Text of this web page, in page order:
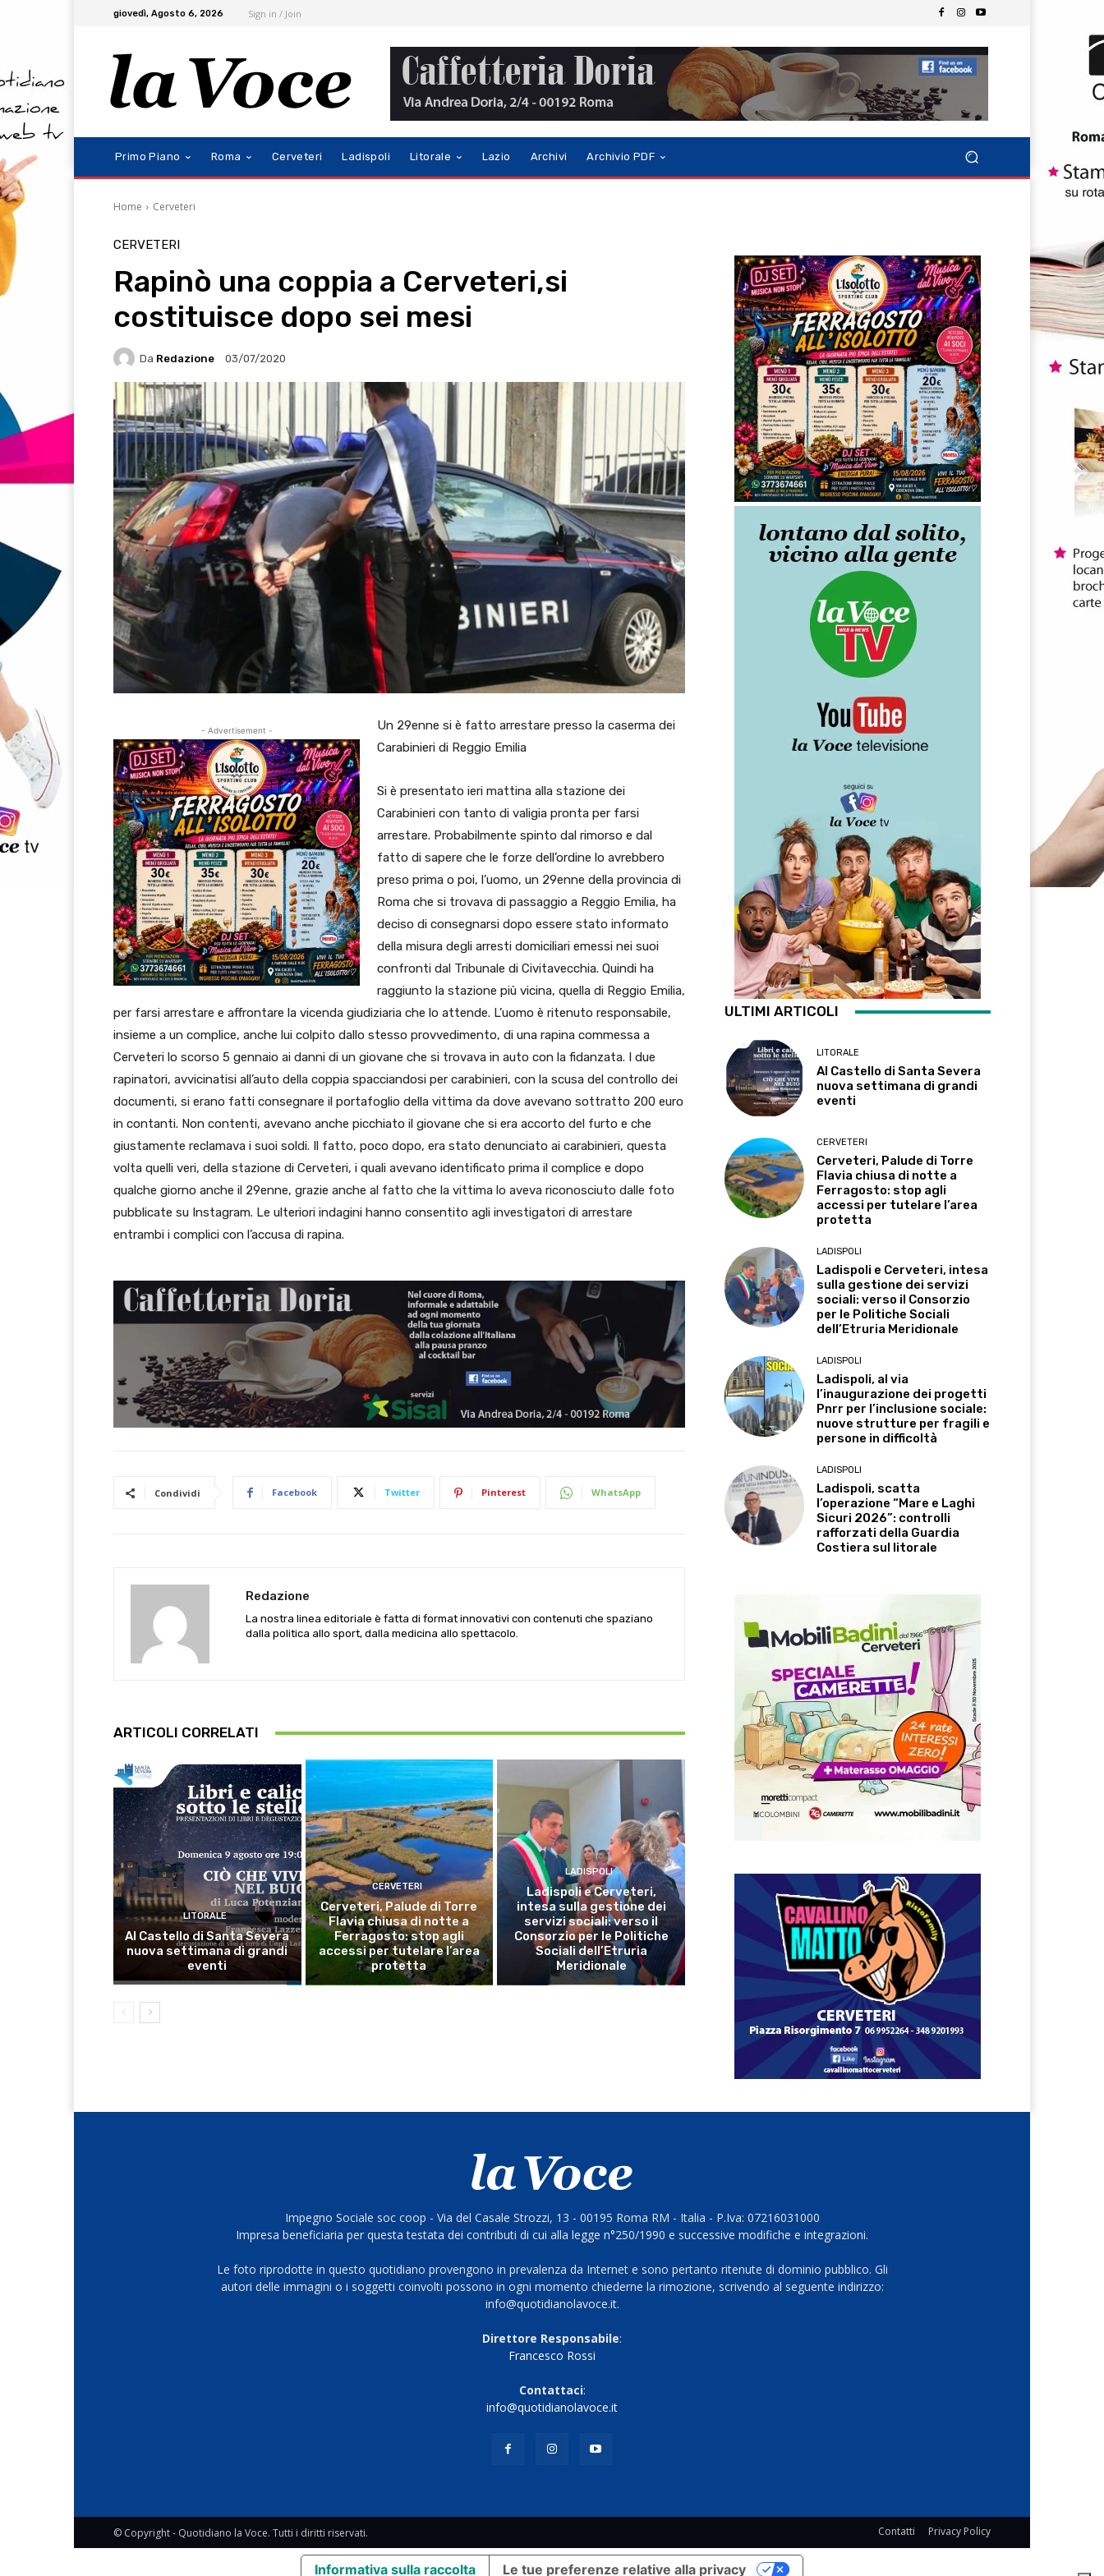
giovedì, Agosto 6, 2026 Sign in / Join
Primo Piano Roma Cerveteri Ladispoli Litorale Lazio Archivi Archivio PDF
Home Cerveteri
CERVETERI
Rapinò una coppia a Cerveteri,si
costituisce dopo sei mesi
Da Redazione 03/07/2020
- Advertisement -
Un 29enne si è fatto arrestare presso la caserma dei
Carabinieri di Reggio Emilia
Si è presentato ieri mattina alla stazione dei
Carabinieri con tanto di valigia pronta per farsi
arrestare. Probabilmente spinto dal rimorso e dal
fatto di sapere che le forze dell’ordine lo avrebbero
preso prima o poi, l’uomo, un 29enne della provincia di
Roma che si trovava di passaggio a Reggio Emilia, ha
deciso di consegnarsi dopo essere stato informato
della misura degli arresti domiciliari emessi nei suoi
confronti dal Tribunale di Civitavecchia. Quindi ha
raggiunto la stazione più vicina, quella di Reggio Emilia,
per farsi arrestare e affrontare la vicenda giudiziaria che lo attende. L’uomo è ritenuto responsabile,
insieme a un complice, anche lui colpito dallo stesso provvedimento, di una rapina commessa a
Cerveteri lo scorso 5 gennaio ai danni di un giovane che si trovava in auto con la fidanzata. I due
rapinatori, avvicinatisi all’auto della coppia spacciandosi per carabinieri, con la scusa del controllo dei
documenti, si erano fatti consegnare il portafoglio della vittima da dove avevano sottratto 200 euro
in contanti. Non contenti, avevano anche picchiato il giovane che si era accorto del furto e che
giustamente reclamava i suoi soldi. Il fatto, poco dopo, era stato denunciato ai carabinieri, questa
volta quelli veri, della stazione di Cerveteri, i quali avevano identificato prima il complice e dopo
qualche giorno anche il 29enne, grazie anche al fatto che la vittima lo aveva riconosciuto dalle foto
pubblicate su Instagram. Le ulteriori indagini hanno consentito agli investigatori di arrestare
entrambi i complici con l’accusa di rapina.
Condividi Facebook Twitter Pinterest WhatsApp
Redazione
La nostra linea editoriale è fatta di format innovativi con contenuti che spaziano
dalla politica allo sport, dalla medicina allo spettacolo.
ARTICOLI CORRELATI
LITORALE
Al Castello di Santa Severa
nuova settimana di grandi
eventi
CERVETERI
Cerveteri, Palude di Torre
Flavia chiusa di notte a
Ferragosto: stop agli
accessi per tutelare l’area
protetta
LADISPOLI
Ladispoli e Cerveteri,
intesa sulla gestione dei
servizi sociali: verso il
Consorzio per le Politiche
Sociali dell’Etruria
Meridionale
ULTIMI ARTICOLI
LITORALE
Al Castello di Santa Severa
nuova settimana di grandi
eventi
CERVETERI
Cerveteri, Palude di Torre
Flavia chiusa di notte a
Ferragosto: stop agli
accessi per tutelare l’area
protetta
LADISPOLI
Ladispoli e Cerveteri, intesa
sulla gestione dei servizi
sociali: verso il Consorzio
per le Politiche Sociali
dell’Etruria Meridionale
LADISPOLI
Ladispoli, al via
l’inaugurazione dei progetti
Pnrr per l’inclusione sociale:
nuove strutture per fragili e
persone in difficoltà
LADISPOLI
Ladispoli, scatta
l’operazione “Mare e Laghi
Sicuri 2026”: controlli
rafforzati della Guardia
Costiera sul litorale
Impegno Sociale soc coop - Via del Casale Strozzi, 13 - 00195 Roma RM - Italia - P.Iva: 07216031000
Impresa beneficiaria per questa testata dei contributi di cui alla legge n°250/1990 e successive modifiche e integrazioni.
Le foto riprodotte in questo quotidiano provengono in prevalenza da Internet e sono pertanto ritenute di dominio pubblico. Gli
autori delle immagini o i soggetti coinvolti possono in ogni momento chiederne la rimozione, scrivendo al seguente indirizzo:
info@quotidianolavoce.it.
Direttore Responsabile:
Francesco Rossi
Contattaci:
info@quotidianolavoce.it
© Copyright - Quotidiano la Voce. Tutti i diritti riservati. Contatti Privacy Policy
Informativa sulla raccolta Le tue preferenze relative alla privacy